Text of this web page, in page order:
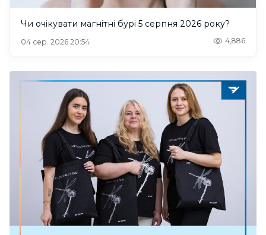
Чи очікувати магнітні бурі 5 серпня 2026 року?
04 сер. 2026 20:54 4,886